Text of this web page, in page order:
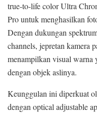
true-to-life color Ultra
Pro untuk menghasilkan
Dengan dukungan
channels, jepretan kamera
menampilkan visual
dengan objek aslinya.
Keunggulan ini diperkuat
dengan optical adjustable